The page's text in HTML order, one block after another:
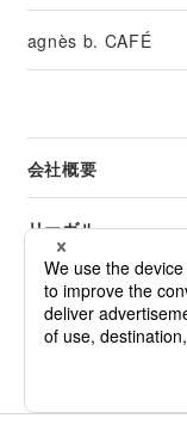
agnès b. CAFÉ
会社概要
リーガル
カスタマーサービス